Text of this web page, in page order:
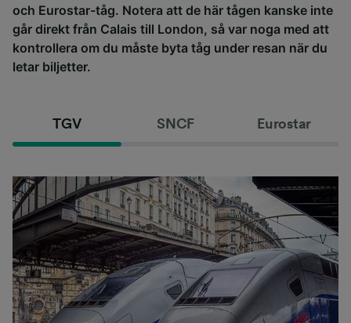
och Eurostar-tåg. Notera att de här tågen kanske inte
går direkt från Calais till London, så var noga med att
kontrollera om du måste byta tåg under resan när du
letar biljetter.
TGV SNCF Eurostar